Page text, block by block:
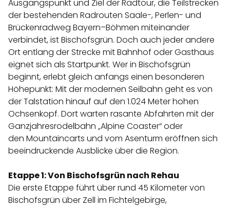
Ausgangspunkt und Ziel der Radtour, die Teilstrecken
der bestehenden Radrouten Saale-, Perlen- und
Brückenradweg Bayern–Böhmen miteinander
verbindet, ist Bischofsgrün. Doch auch jeder andere
Ort entlang der Strecke mit Bahnhof oder Gasthaus
eignet sich als Startpunkt. Wer in Bischofsgrün
beginnt, erlebt gleich anfangs einen besonderen
Höhepunkt: Mit der modernen Seilbahn geht es von
der Talstation hinauf auf den 1.024 Meter hohen
Ochsenkopf. Dort warten rasante Abfahrten mit der
Ganzjahresrodelbahn „Alpine Coaster“ oder
den Mountaincarts und vom Asenturm eröffnen sich
beeindruckende Ausblicke über die Region.
Etappe 1: Von Bischofsgrün nach Rehau
Die erste Etappe führt über rund 45 Kilometer von
Bischofsgrün über Zell im Fichtelgebirge,